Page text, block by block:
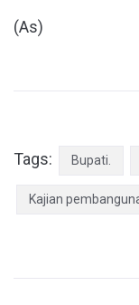
(As)
Tags: Bupati.
Kajian